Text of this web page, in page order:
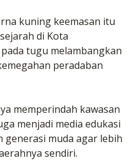
kuning keemasan itu
di Kota
tugu melambangkan
peradaban
memperindah kawasan
menjadi media edukasi
generasi muda agar lebih
sendiri.